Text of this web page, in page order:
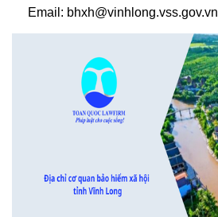
Email: bhxh@vinhlong.vss.gov.vn